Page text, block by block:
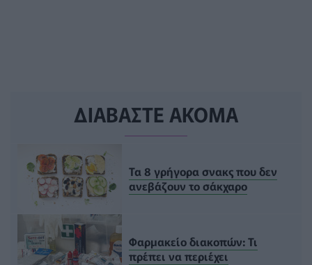
ΔΙΑΒΑΣΤΕ ΑΚΟΜΑ
Τα 8 γρήγορα σνακς που δεν
ανεβάζουν το σάκχαρο
Φαρμακείο διακοπών: Τι
πρέπει να περιέχει